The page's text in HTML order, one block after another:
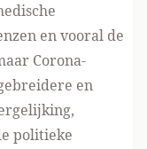
en vooral de
Corona-
en
politieke